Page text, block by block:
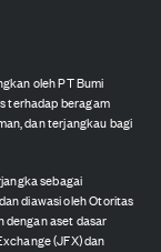
oleh PT Bumi
terhadap beragam
dan terjangkau bagi
sebagai
diawasi oleh Otoritas
dengan aset dasar
(JFX) dan